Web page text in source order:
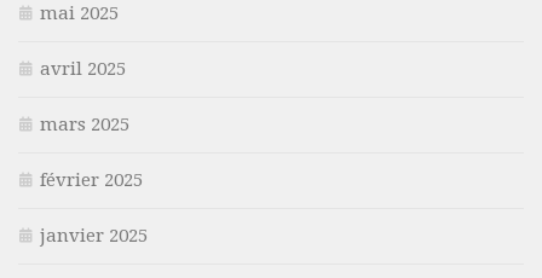
mai 2025
avril 2025
mars 2025
février 2025
janvier 2025